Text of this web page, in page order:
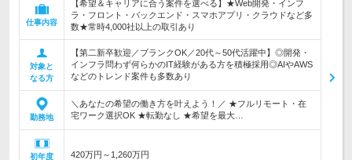
仕事内容
【希望＆キャリアに合う案件を選べる】★Web開発・インフ
ラ・フロント・バックエンド・スマホアプリ・クラウドなど多
数★常時4,000社以上の取引あり
対象と
なる方
【第二新卒歓迎／ブランクOK／20代～50代活躍中】◎開発・
インフラ問わず何らかのIT経験がある方を積極採用◎AIやAWS
などのトレンド案件も多数あり
勤務地
＼あなたの希望の働き方を叶えよう！／ ★フルリモート・在
宅ワーク選択OK ★転勤なし ★希望を最大…
初年度
420万円～1,260万円